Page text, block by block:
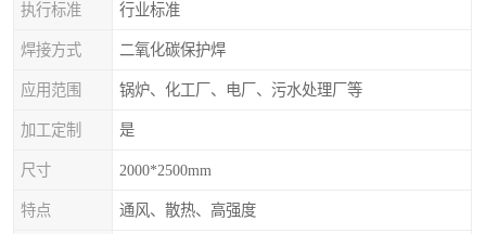
执行标准 行业标准
焊接方式 二氧化碳保护焊
应用范围 锅炉、化工厂、电厂、污水处理厂等
加工定制 是
尺寸 2000*2500mm
特点 通风、散热、高强度